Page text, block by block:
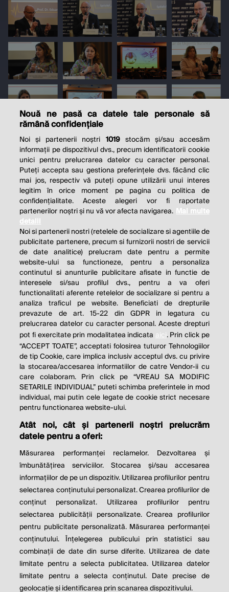
THE SOCIAL RESPONSIBILITY OF
BUSINESS IS TO INCREASE ITS
PROFITS.
Milton Friedman
© 2026 Profit.ro. Toate drepturile rezervate.
Dezvoltat de1616.ro
Contact Publicitate
Politica de cookie Politica de
confidențialitate
Setări cookies
este parte a
Nouă ne pasă ca datele tale personale să
rămână confidențiale
Noi și partenerii noștri 1019stocăm și/sau accesăm
informații pe dispozitivul dvs., precum identificatorii cookie
unici pentru prelucrarea datelor cu caracter personal.
Puteți accepta sau gestiona preferințele dvs. făcând clic
mai jos, respectiv vă puteți opune utilizării unui interes
legitim în orice moment pe pagina cu politica de
confidențialitate. Aceste alegeri vor fi raportate
partenerilor noștri și nu vă vor afecta navigarea. Mai multe
detalii
Noi si partenerii nostri (retelele de socializare si agentiile de
publicitate partenere, precum si furnizorii nostri de servicii
de date analitice) prelucram date pentru a permite
website-ului sa functioneze, pentru a personaliza
continutul si anunturile publicitare afisate in functie de
interesele si/sau profilul dvs., pentru a va oferi
functionalitati aferente retelelor de socializare si pentru a
analiza traficul pe website. Beneficiati de drepturile
prevazute de art. 15-22 din GDPR in legatura cu
prelucrarea datelor cu caracter personal. Aceste drepturi
pot fi exercitate prin modalitatea indicata aici. Prin click pe
“ACCEPT TOATE”, acceptati folosirea tuturor Tehnologiilor
de tip Cookie, care implica inclusiv acceptul dvs. cu privire
la stocarea/accesarea informatiilor de catre Vendor-ii cu
care colaboram. Prin click pe “VREAU SA MODIFIC
SETARILE INDIVIDUAL” puteti schimba preferintele in mod
individual, mai putin cele legate de cookie strict necesare
pentru functionarea website-ului.
Atât noi, cât și partenerii noștri prelucrăm
datele pentru a oferi:
Măsurarea performanței reclamelor. Dezvoltarea și
îmbunătățirea serviciilor. Stocarea și/sau accesarea
informațiilor de pe un dispozitiv. Utilizarea profilurilor pentru
selectarea conținutului personalizat. Crearea profilurilor de
conținut personalizat. Utilizarea profilurilor pentru
selectarea publicității personalizate. Crearea profilurilor
pentru publicitate personalizată. Măsurarea performanței
conținutului. Înțelegerea publicului prin statistici sau
combinații de date din surse diferite. Utilizarea de date
limitate pentru a selecta publicitatea. Utilizarea datelor
limitate pentru a selecta conținutul. Date precise de
geolocație și identificarea prin scanarea dispozitivului.